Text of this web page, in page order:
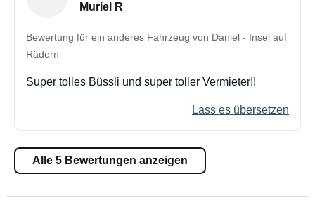
Muriel R
Bewertung für ein anderes Fahrzeug von Daniel - Insel auf
Rädern
Super tolles Büssli und super toller Vermieter!!
Lass es übersetzen
Alle 5 Bewertungen anzeigen